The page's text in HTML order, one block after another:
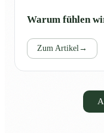
Warum fühlen
Zum Artikel →